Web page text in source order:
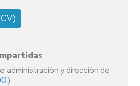
administración y dirección de
)